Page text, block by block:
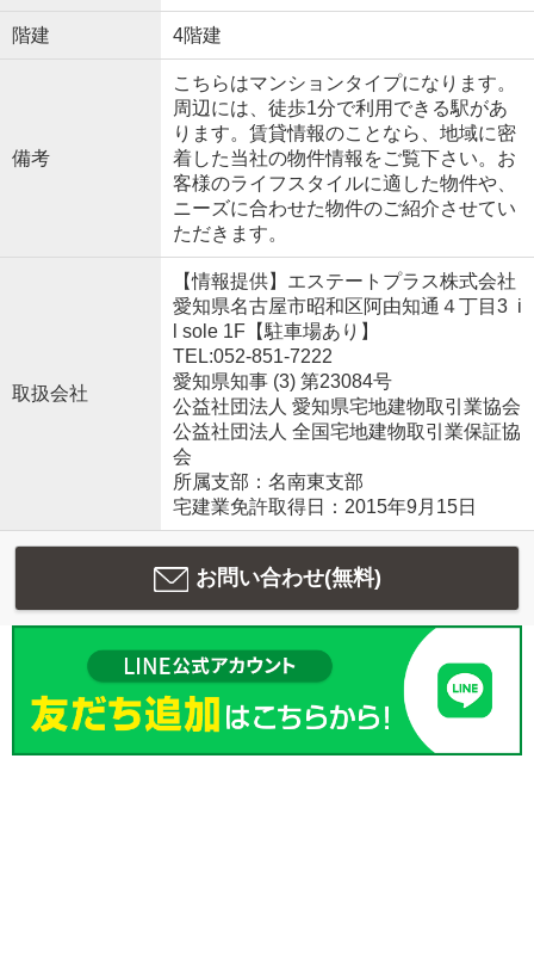
階建 4階建
備考
こちらはマンションタイプになります。
周辺には、徒歩1分で利用できる駅があ
ります。賃貸情報のことなら、地域に密
着した当社の物件情報をご覧下さい。お
客様のライフスタイルに適した物件や、
ニーズに合わせた物件のご紹介させてい
ただきます。
取扱会社
【情報提供】エステートプラス株式会社
愛知県名古屋市昭和区阿由知通４丁目3 i
l sole 1F【駐車場あり】
TEL:052-851-7222
愛知県知事 (3) 第23084号
公益社団法人 愛知県宅地建物取引業協会
公益社団法人 全国宅地建物取引業保証協
会
所属支部：名南東支部
宅建業免許取得日：2015年9月15日
お問い合わせ(無料)